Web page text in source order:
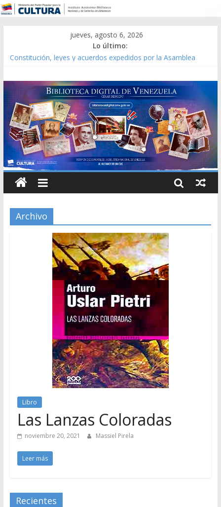
jueves, agosto 6, 2026
Lo último:
Constitución, leyes y acuerdos expedidos por la Asamblea
Una Parálisis [material gráfico]
Modesta Bor Sánchez [material gráfico]
Gaceta Oficial de la República de Venezuela año CXXXIII Mes V,
Caracas 09 de marzo de 2006 N° 38.394
Archivo
Libro
Las Lanzas Coloradas
noviembre 20, 2021 Massiel Pirela
Leer más
Recientes